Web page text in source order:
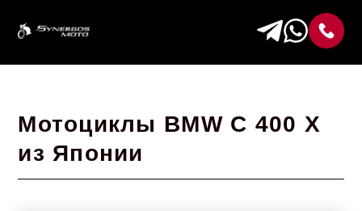
Мотоциклы BMW C 400 X
из Японии